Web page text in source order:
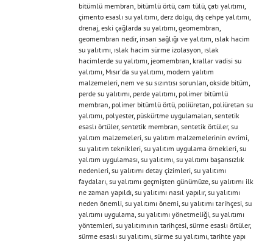
bitümlü membran, bitümlü örtü, cam tülü, çatı yalıtımı,
çimento esaslı su yalıtımı, derz dolgu, dış cehpe yalıtımı,
drenaj, eski çağlarda su yalıtımı, geomembran,
geomembran nedir, insan sağlığı ve yalıtım, ıslak hacim
su yalıtımı, ıslak hacim sürme izolasyon, ıslak
hacimlerde su yalıtımı, jeomembran, krallar vadisi su
yalıtımı, Mısır'da su yalıtımı, modern yalıtım
malzemeleri, nem ve su sızıntısı sorunları, okside bitüm,
perde su yalıtımı, perde yalıtımı, polimer bitümlü
membran, polimer bitümlü örtü, poliüretan, poliüretan su
yalıtımı, polyester, püskürtme uygulamaları, sentetik
esaslı örtüler, sentetik membran, sentetik örtüler, su
yalıtım malzemeleri, su yalıtım malzemelerinin evrimi,
su yalıtım teknikleri, su yalıtım uygulama örnekleri, su
yalıtım uygulaması, su yalıtımı, su yalıtımı başarısızlık
nedenleri, su yalıtımı detay çizimleri, su yalıtımı
faydaları, su yalıtımı geçmişten günümüze, su yalıtımı ilk
ne zaman yapıldı, su yalıtımı nasıl yapılır, su yalıtımı
neden önemli, su yalıtımı önemi, su yalıtımı tarihçesi, su
yalıtımı uygulama, su yalıtımı yönetmeliği, su yalıtımı
yöntemleri, su yalıtımının tarihçesi, sürme esaslı örtüler,
sürme esaslı su yalıtımı, sürme su yalıtımı, tarihte yapı